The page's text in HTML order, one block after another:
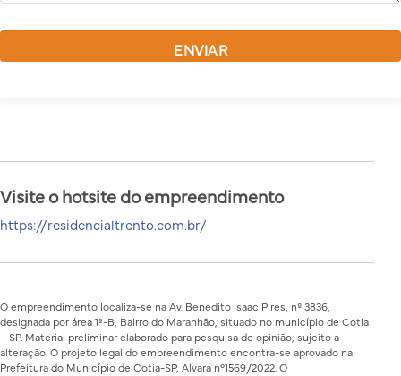
Visite o hotsite do empreendimento
https://residencialtrento.com.br/
O empreendimento localiza-se na Av. Benedito Isaac Pires, nº 3836,
designada por área 1ª-B, Bairro do Maranhão, situado no município de Cotia
– SP. Material preliminar elaborado para pesquisa de opinião, sujeito a
alteração. O projeto legal do empreendimento encontra-se aprovado na
Prefeitura do Município de Cotia-SP, Alvará n°1569/2022. O